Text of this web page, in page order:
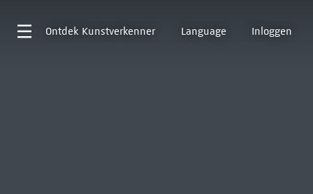
Ontdek Kunstverkenner Language Inloggen